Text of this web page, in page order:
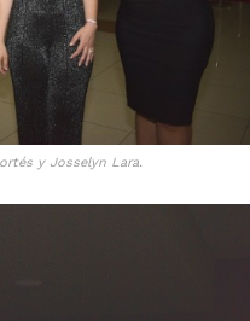
y Josselyn Lara.